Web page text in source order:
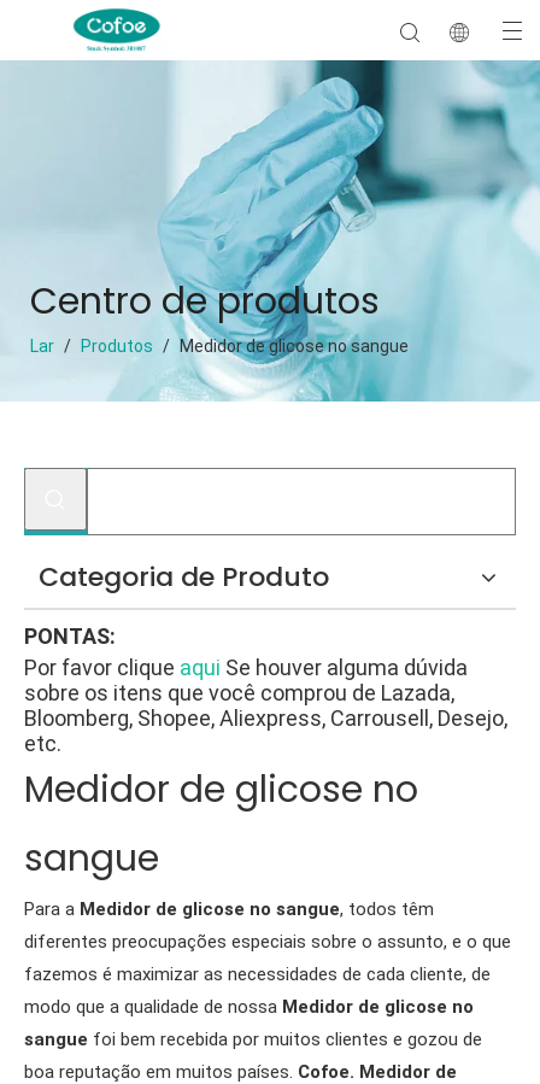
Centro de produtos
Lar / Produtos / Medidor de glicose no sangue
Categoria de Produto
PONTAS:
Por favor clique aqui Se houver alguma dúvida
sobre os itens que você comprou de Lazada,
Bloomberg, Shopee, Aliexpress, Carrousell, Desejo,
etc.
Medidor de glicose no
sangue
Para a Medidor de glicose no sangue, todos têm
diferentes preocupações especiais sobre o assunto, e o que
fazemos é maximizar as necessidades de cada cliente, de
modo que a qualidade de nossa Medidor de glicose no
sangue foi bem recebida por muitos clientes e gozou de
boa reputação em muitos países. Cofoe. Medidor de